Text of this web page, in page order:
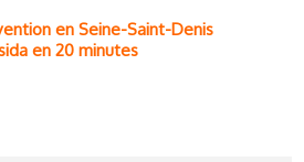
en Seine-Saint-Denis
en 20 minutes